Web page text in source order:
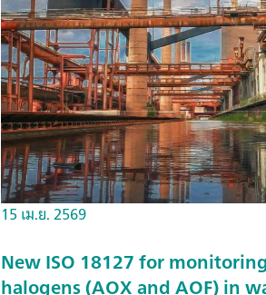
15 เม.ย. 2569
New ISO 18127 for
halogens (AOX and AOF) in